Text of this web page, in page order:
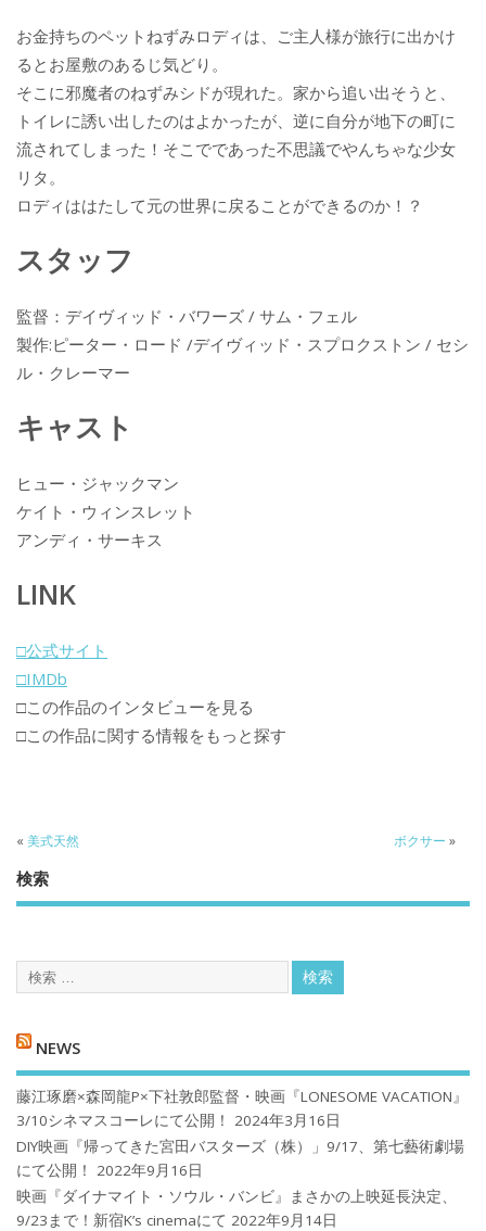
お金持ちのペットねずみロディは、ご主人様が旅行に出かけ
るとお屋敷のあるじ気どり。
そこに邪魔者のねずみシドが現れた。家から追い出そうと、
トイレに誘い出したのはよかったが、逆に自分が地下の町に
流されてしまった！そこでであった不思議でやんちゃな少女
リタ。
ロディははたして元の世界に戻ることができるのか！？
スタッフ
監督：デイヴィッド・バワーズ / サム・フェル
製作:ピーター・ロード /デイヴィッド・スプロクストン / セシ
ル・クレーマー
キャスト
ヒュー・ジャックマン
ケイト・ウィンスレット
アンディ・サーキス
LINK
□公式サイト
□IMDb
□この作品のインタビューを見る
□この作品に関する情報をもっと探す
« 美式天然 ボクサー »
検索
NEWS
藤江琢磨×森岡龍P×下社敦郎監督・映画『LONESOME VACATION』
3/10シネマスコーレにて公開！
2024年3月16日
DIY映画『帰ってきた宮田バスターズ（株）」9/17、第七藝術劇場
にて公開！
2022年9月16日
映画『ダイナマイト・ソウル・バンビ』まさかの上映延長決定、
9/23まで！新宿K’s cinemaにて 2022年9月14日